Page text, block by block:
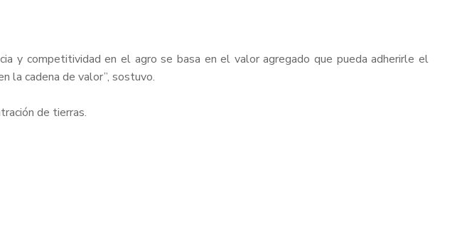
y competitividad en el agro se basa en el valor agregado que pueda adherirle el
la cadena de valor”, sostuvo.
de tierras.